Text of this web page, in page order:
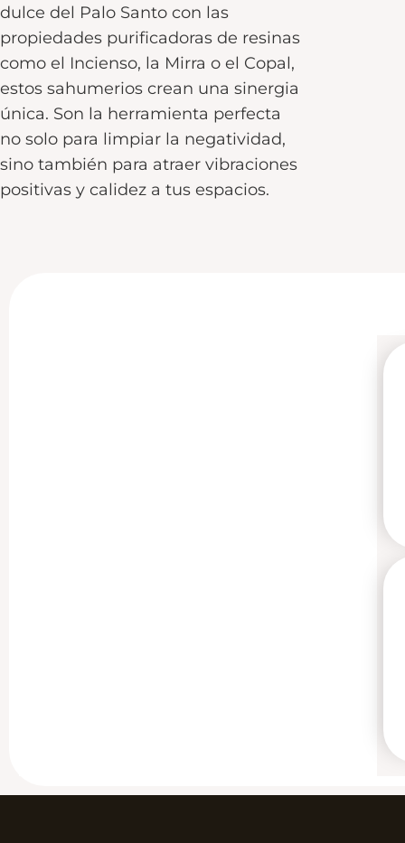
dulce del Palo Santo con las
propiedades purificadoras de resinas
como el Incienso, la Mirra o el Copal,
estos sahumerios crean una sinergia
única. Son la herramienta perfecta
no solo para limpiar la negatividad,
sino también para atraer vibraciones
positivas y calidez a tus espacios.